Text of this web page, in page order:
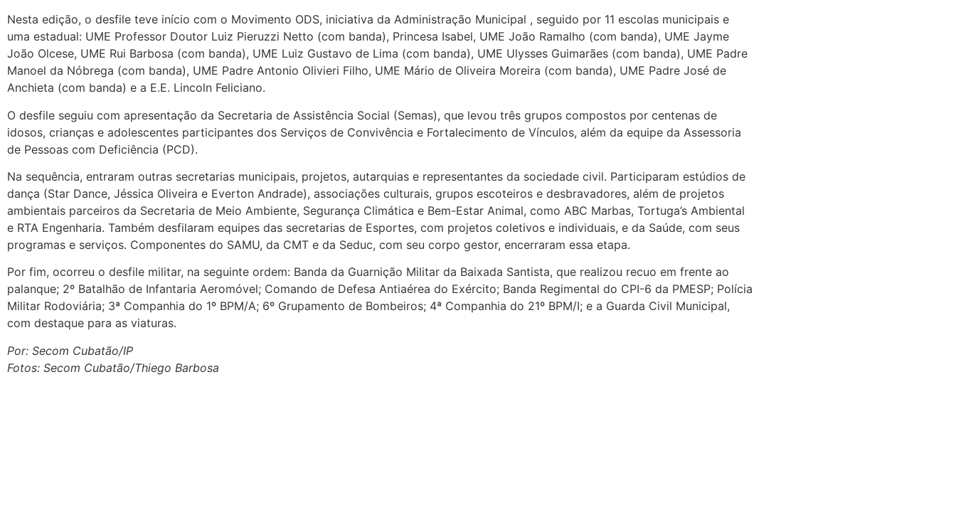
Nesta edição, o desfile teve início com o Movimento ODS, iniciativa da Administração Municipal , seguido por 11 escolas municipais e
uma estadual: UME Professor Doutor Luiz Pieruzzi Netto (com banda), Princesa Isabel, UME João Ramalho (com banda), UME Jayme
João Olcese, UME Rui Barbosa (com banda), UME Luiz Gustavo de Lima (com banda), UME Ulysses Guimarães (com banda), UME Padre
Manoel da Nóbrega (com banda), UME Padre Antonio Olivieri Filho, UME Mário de Oliveira Moreira (com banda), UME Padre José de
Anchieta (com banda) e a E.E. Lincoln Feliciano.
O desfile seguiu com apresentação da Secretaria de Assistência Social (Semas), que levou três grupos compostos por centenas de
idosos, crianças e adolescentes participantes dos Serviços de Convivência e Fortalecimento de Vínculos, além da equipe da Assessoria
de Pessoas com Deficiência (PCD).
Na sequência, entraram outras secretarias municipais, projetos, autarquias e representantes da sociedade civil. Participaram estúdios de
dança (Star Dance, Jéssica Oliveira e Everton Andrade), associações culturais, grupos escoteiros e desbravadores, além de projetos
ambientais parceiros da Secretaria de Meio Ambiente, Segurança Climática e Bem-Estar Animal, como ABC Marbas, Tortuga’s Ambiental
e RTA Engenharia. Também desfilaram equipes das secretarias de Esportes, com projetos coletivos e individuais, e da Saúde, com seus
programas e serviços. Componentes do SAMU, da CMT e da Seduc, com seu corpo gestor, encerraram essa etapa.
Por fim, ocorreu o desfile militar, na seguinte ordem: Banda da Guarnição Militar da Baixada Santista, que realizou recuo em frente ao
palanque; 2º Batalhão de Infantaria Aeromóvel; Comando de Defesa Antiaérea do Exército; Banda Regimental do CPI-6 da PMESP; Polícia
Militar Rodoviária; 3ª Companhia do 1º BPM/A; 6º Grupamento de Bombeiros; 4ª Companhia do 21º BPM/I; e a Guarda Civil Municipal,
com destaque para as viaturas.
Por: Secom Cubatão/IP
Fotos: Secom Cubatão/Thiego Barbosa